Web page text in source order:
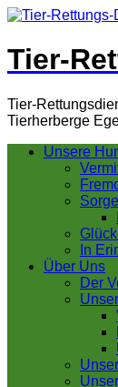
Tier-
Tier-
Tierherberge
Unsere
In
Über Uns
Der